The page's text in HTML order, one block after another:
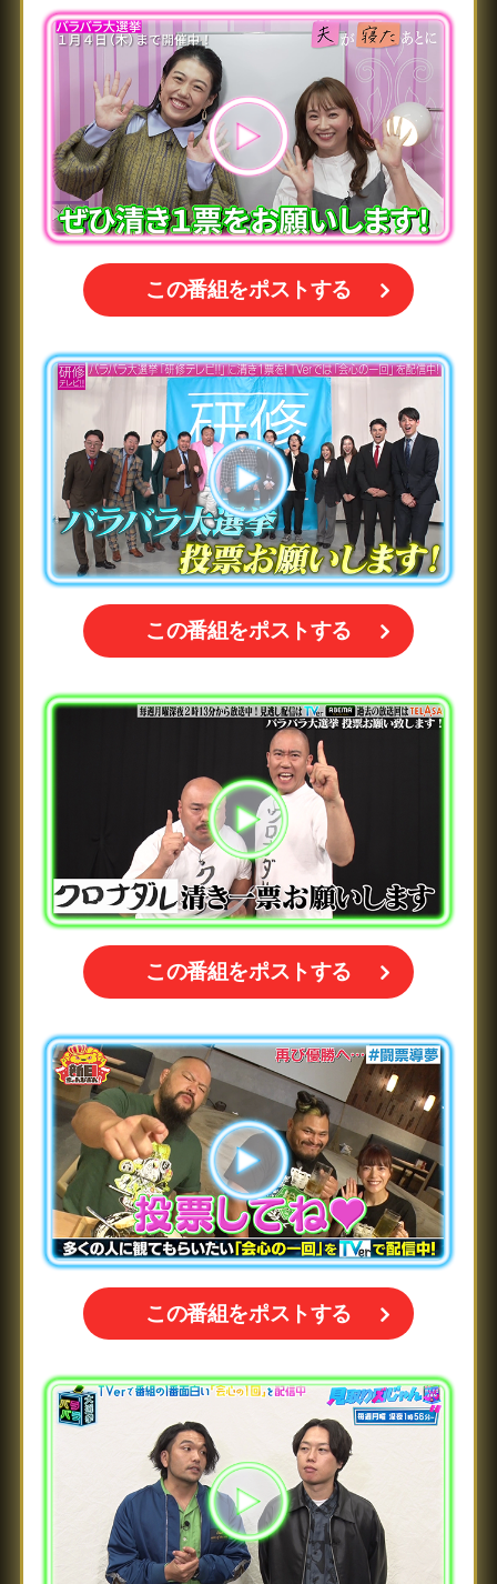
この番組をポストする
この番組をポストする
この番組をポストする
この番組をポストする